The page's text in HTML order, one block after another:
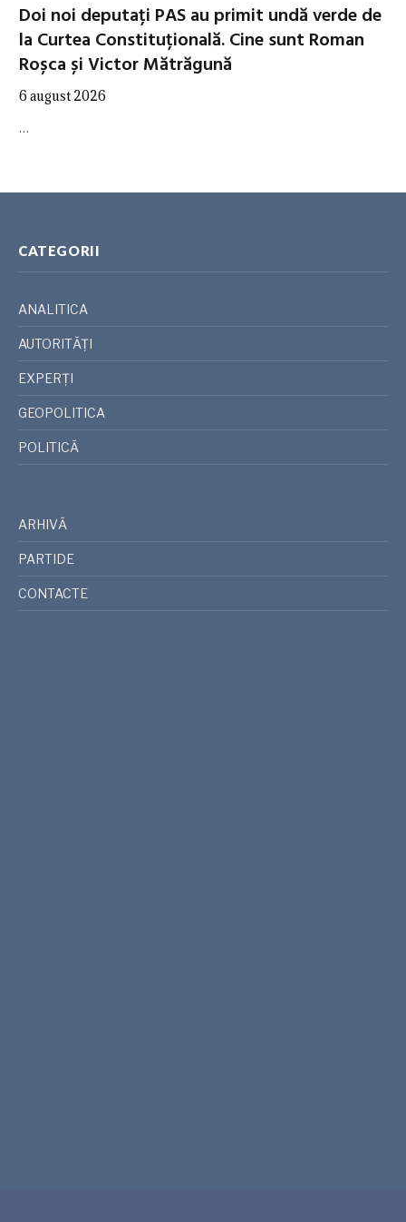
Doi noi deputați PAS au primit undă verde de
la Curtea Constituțională. Cine sunt Roman
Roșca și Victor Mătrăgună
6 august 2026
…
CATEGORII
ANALITICA
AUTORITĂȚI
EXPERȚI
GEOPOLITICA
POLITICĂ
ARHIVĂ
PARTIDE
CONTACTE